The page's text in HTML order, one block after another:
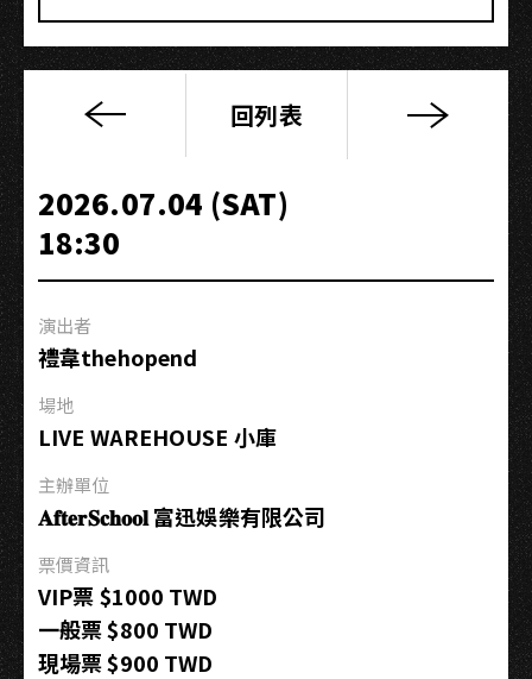
愛
2000
趴
Back
to
回列表
2026.07.04 (SAT)
18:30
演出者
禮韋thehopend
場地
LIVE WAREHOUSE 小庫
主辦單位
𝐀𝐟𝐭𝐞𝐫𝐒𝐜𝐡𝐨𝐨𝐥 富迅娛樂有限公司
票價資訊
VIP票 $1000 TWD
一般票 $800 TWD
現場票 $900 TWD